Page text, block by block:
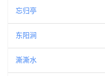
忘归亭
东阳涧
澌澌水